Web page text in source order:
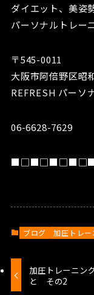
ダイエット、美姿
パーソナルトレー
〒545-0011
大阪市阿倍野区昭
REFRESH パーソ
06-6628-7629
ブログ 加圧トレ
加圧トレーニン
と その2